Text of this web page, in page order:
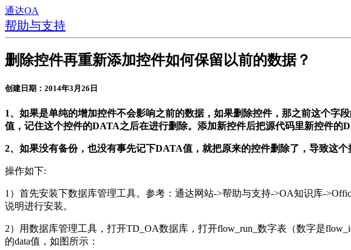
通达OA
帮助与支持
删除控件再重新添加控件如何保留以前的数据？
创建日期：2014年3月26日
1、如果是单纯的增加控件不会影响之前的数据，如果删除控件，那之前这个字
值，记住这个控件的DATA之后在进行删除。添加新控件后把源代码里新控件的
2、如果没有备份，也没有事先记下DATA值，就把原来的控件删除了，导致这个
操作如下:
1）首先安装下数据库管理工具。参考：通达网站->帮助与支持->OA知识库-
说明进行安装。
2）用数据库管理工具，打开TD_OA数据库，打开flow_run_数字表（数字是
的data值，如图所示：